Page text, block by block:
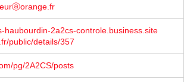
haubourdin-2a2cs-controle.business.site
public/details/357
pg/2A2CS/posts